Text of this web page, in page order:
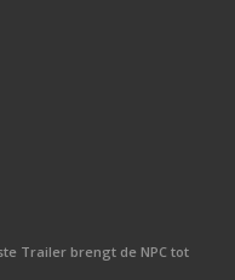
Trailer brengt de NPC tot